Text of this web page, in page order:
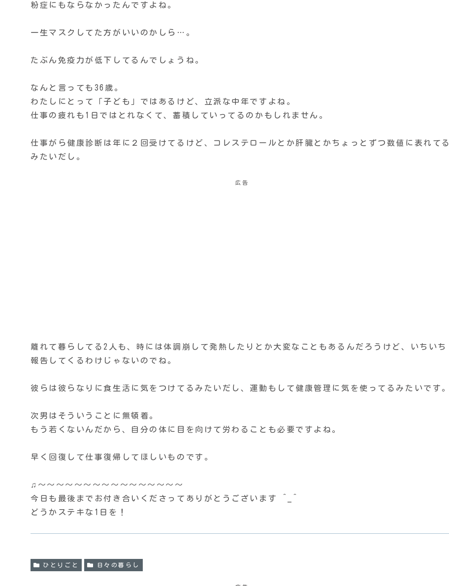
粉症にもならなかったんですよね。
一生マスクしてた方がいいのかしら…。
たぶん免疫力が低下してるんでしょうね。
なんと言っても36歳。
わたしにとって「子ども」ではあるけど、立派な中年ですよね。
仕事の疲れも1日ではとれなくて、蓄積していってるのかもしれません。
仕事がら健康診断は年に２回受けてるけど、コレステロールとか肝臓とかちょっとずつ数値に表れてる
みたいだし。
広告
離れて暮らしてる2人も、時には体調崩して発熱したりとか大変なこともあるんだろうけど、いちいち
報告してくるわけじゃないのでね。
彼らは彼らなりに食生活に気をつけてるみたいだし、運動もして健康管理に気を使ってるみたいです。
次男はそういうことに無頓着。
もう若くないんだから、自分の体に目を向けて労わることも必要ですよね。
早く回復して仕事復帰してほしいものです。
♫〜〜〜〜〜〜〜〜〜〜〜〜〜〜〜〜
今日も最後までお付き合いくださってありがとうございます ^_^
どうかステキな1日を！
ひとりごと 日々の暮らし